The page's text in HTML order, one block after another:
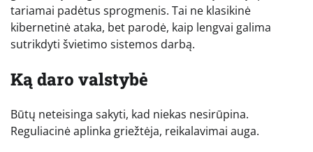
tariamai padėtus sprogmenis. Tai ne klasikinė
kibernetinė ataka, bet parodė, kaip lengvai galima
sutrikdyti švietimo sistemos darbą.
Ką daro valstybė
Būtų neteisinga sakyti, kad niekas nesirūpina.
Reguliacinė aplinka griežtėja, reikalavimai auga.